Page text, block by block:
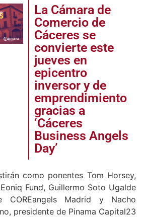
2026
La Cámara de
Comercio de
Cáceres se
convierte este
jueves en
epicentro
inversor y de
emprendimiento
gracias a
‘Cáceres
Business Angels
Day’
como ponentes Tom Horsey,
Fund, Guillermo Soto Ugalde
COREangels Madrid y Nacho
presidente de Pinama Capital23